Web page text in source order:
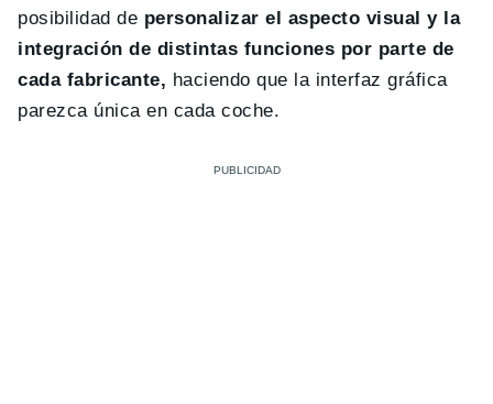
posibilidad de personalizar el aspecto visual y la
integración de distintas funciones por parte de
cada fabricante, haciendo que la interfaz gráfica
parezca única en cada coche.